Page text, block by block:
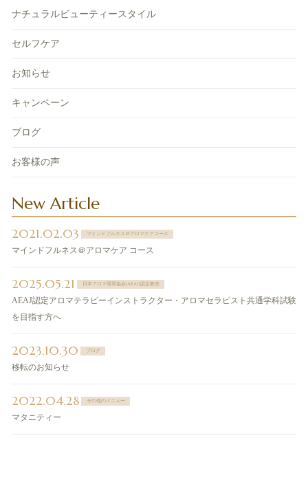
ナチュラルビューティースタイル
セルフケア
お知らせ
キャンペーン
ブログ
お客様の声
New Article
2021.02.03 マインドフルネス＠アロマケアコース
マインドフルネス＠アロマケア コース
2025.05.21 日本アロマ環境協会(AEAJ)認定教室
AEAJ認定アロマテラピーインストラクター・アロマセラピスト共通学科試験
を目指す方へ
2023.10.30 ブログ
移転のお知らせ
2022.04.28 その他のメニュー
マタニティー